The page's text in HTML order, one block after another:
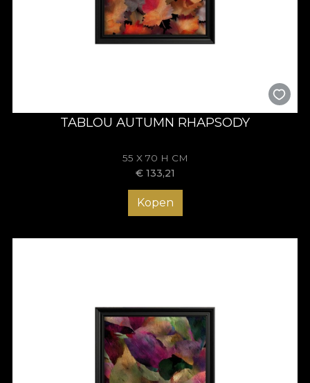
TABLOU AUTUMN RHAPSODY
55 X 70 H CM
€ 133,21
Kopen